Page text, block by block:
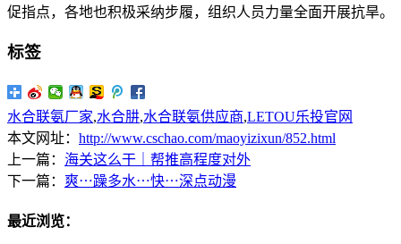
促指点，各地也积极采纳步履，组织人员力量全面开展抗旱。
标签
水合联氨厂家,水合肼,水合联氨供应商,LETOU乐投官网
本文网址： http://www.cschao.com/maoyizixun/852.html
上一篇： 海关这么干｜帮推高程度对外
下一篇： 爽⋯躁多水⋯快⋯深点动漫
最近浏览：